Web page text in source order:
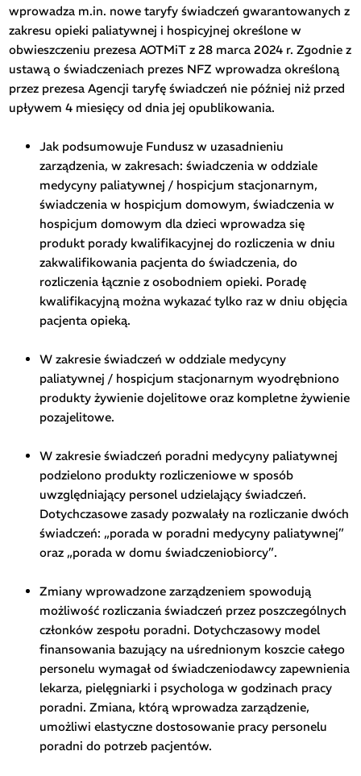
wprowadza m.in. nowe taryfy świadczeń gwarantowanych z
zakresu opieki paliatywnej i hospicyjnej określone w
obwieszczeniu prezesa AOTMiT z 28 marca 2024 r. Zgodnie z
ustawą o świadczeniach prezes NFZ wprowadza określoną
przez prezesa Agencji taryfę świadczeń nie później niż przed
upływem 4 miesięcy od dnia jej opublikowania.
Jak podsumowuje Fundusz w uzasadnieniu
zarządzenia, w zakresach: świadczenia w oddziale
medycyny paliatywnej / hospicjum stacjonarnym,
świadczenia w hospicjum domowym, świadczenia w
hospicjum domowym dla dzieci wprowadza się
produkt porady kwalifikacyjnej do rozliczenia w dniu
zakwalifikowania pacjenta do świadczenia, do
rozliczenia łącznie z osobodniem opieki. Poradę
kwalifikacyjną można wykazać tylko raz w dniu objęcia
pacjenta opieką.
W zakresie świadczeń w oddziale medycyny
paliatywnej / hospicjum stacjonarnym wyodrębniono
produkty żywienie dojelitowe oraz kompletne żywienie
pozajelitowe.
W zakresie świadczeń poradni medycyny paliatywnej
podzielono produkty rozliczeniowe w sposób
uwzględniający personel udzielający świadczeń.
Dotychczasowe zasady pozwalały na rozliczanie dwóch
świadczeń: „porada w poradni medycyny paliatywnej”
oraz „porada w domu świadczeniobiorcy”.
Zmiany wprowadzone zarządzeniem spowodują
możliwość rozliczania świadczeń przez poszczególnych
członków zespołu poradni. Dotychczasowy model
finansowania bazujący na uśrednionym koszcie całego
personelu wymagał od świadczeniodawcy zapewnienia
lekarza, pielęgniarki i psychologa w godzinach pracy
poradni. Zmiana, którą wprowadza zarządzenie,
umożliwi elastyczne dostosowanie pracy personelu
poradni do potrzeb pacjentów.